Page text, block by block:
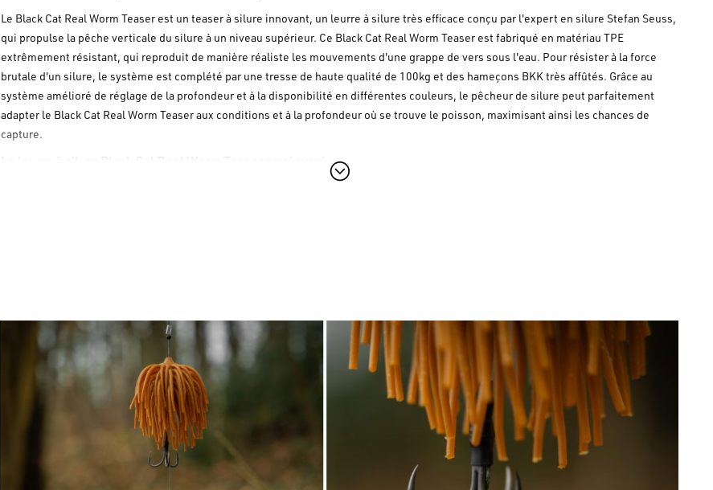
Le Black Cat Real Worm Teaser est un teaser à silure innovant, un leurre à silure très efficace conçu par l'expert en silure Stefan Seuss,
qui propulse la pêche verticale du silure à un niveau supérieur. Ce Black Cat Real Worm Teaser est fabriqué en matériau TPE
extrêmement résistant, qui reproduit de manière réaliste les mouvements d'une grappe de vers sous l'eau. Pour résister à la force
brutale d'un silure, le système est complété par une tresse de haute qualité de 100kg et des hameçons BKK très affûtés. Grâce au
système amélioré de réglage de la profondeur et à la disponibilité en différentes couleurs, le pêcheur de silure peut parfaitement
adapter le Black Cat Real Worm Teaseraux conditions et à la profondeur où se trouve le poisson, maximisant ainsi les chances de
capture.
Le leurre à silure Black Cat Real Worm Teaser en résumé :
Tresse assist de haute qualité de 100kg.
Matériau plastique TPE résistant sur le Black Cat Real Worm Teaser.
Système amélioré de réglage de la profondeur.
Variantes disponibles
Black Cat Real Worm Teaserest disponible en quatre couleurs : Real Worm Evo, Black Red Flash, Yellow Evo et Red. Chaque coloris
Black Cat Real Worm Teaserest disponible en trois grammages : 80g, 120g et 160g.